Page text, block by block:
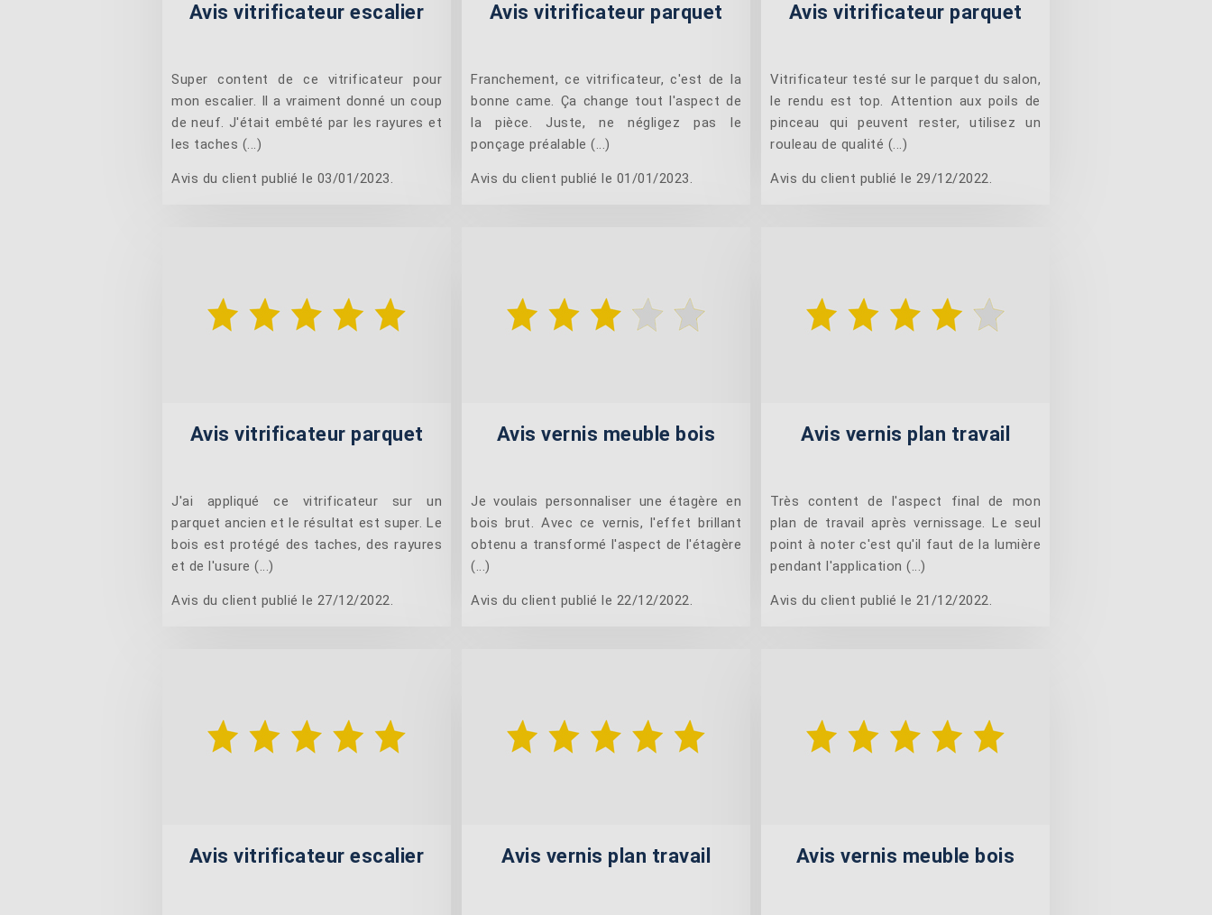
Avis vitrificateur escalier
Super content de ce vitrificateur pour
mon escalier. Il a vraiment donné un coup
de neuf. J'était embêté par les rayures et
les taches (...)
Avis du client publié le 03/01/2023.
Avis vitrificateur parquet
Franchement, ce vitrificateur, c'est de la
bonne came. Ça change tout l'aspect de
la pièce. Juste, ne négligez pas le
ponçage préalable (...)
Avis du client publié le 01/01/2023.
Avis vitrificateur parquet
Vitrificateur testé sur le parquet du salon,
le rendu est top. Attention aux poils de
pinceau qui peuvent rester, utilisez un
rouleau de qualité (...)
Avis du client publié le 29/12/2022.
Avis vitrificateur parquet
J'ai appliqué ce vitrificateur sur un
parquet ancien et le résultat est super. Le
bois est protégé des taches, des rayures
et de l'usure (...)
Avis du client publié le 27/12/2022.
Avis vernis meuble bois
Je voulais personnaliser une étagère en
bois brut. Avec ce vernis, l'effet brillant
obtenu a transformé l'aspect de l'étagère
(...)
Avis du client publié le 22/12/2022.
Avis vernis plan travail
Très content de l'aspect final de mon
plan de travail après vernissage. Le seul
point à noter c'est qu'il faut de la lumière
pendant l'application (...)
Avis du client publié le 21/12/2022.
Avis vitrificateur escalier Avis vernis plan travail Avis vernis meuble bois